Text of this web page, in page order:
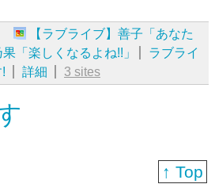
【ラブライブ】善子「あなた
「楽しくなるよね!!」
ラブライ
詳細 3 sites
↑ Top